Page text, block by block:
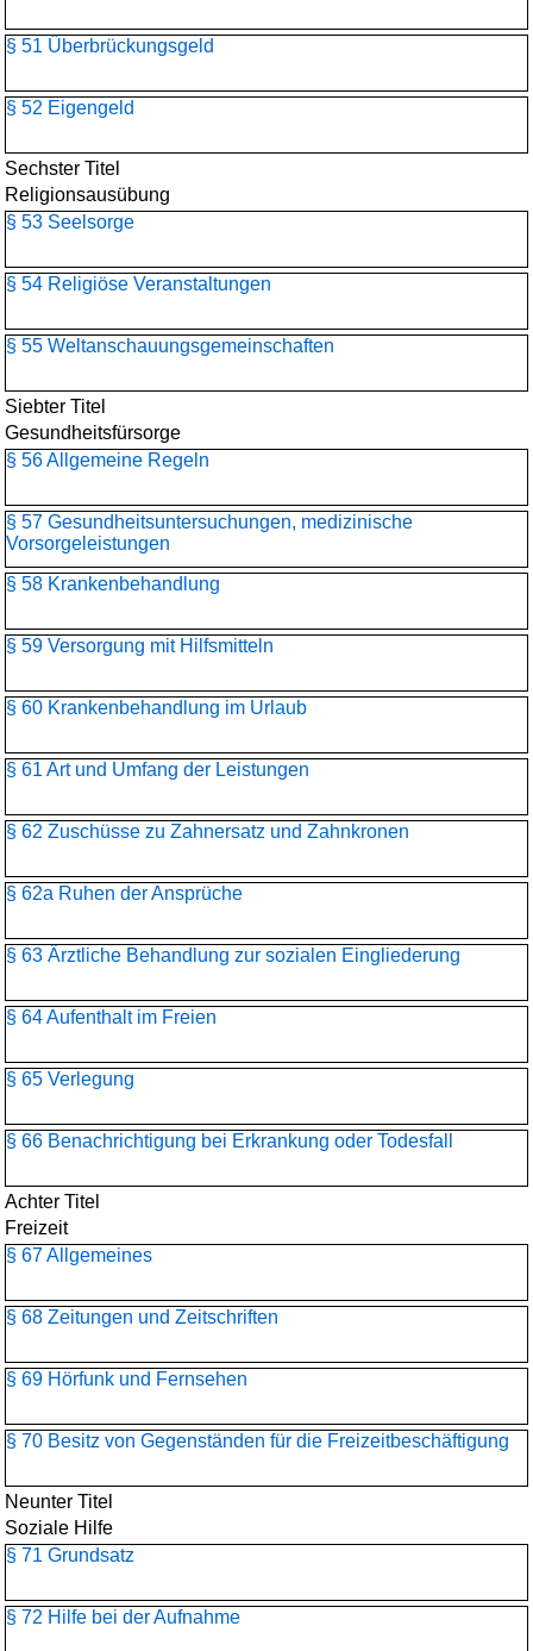
§ 51 Überbrückungsgeld
§ 52 Eigengeld
Sechster Titel
Religionsausübung
§ 53 Seelsorge
§ 54 Religiöse Veranstaltungen
§ 55 Weltanschauungs­gemeinschaften
Siebter Titel
Gesundheitsfürsorge
§ 56 Allgemeine Regeln
§ 57 Gesundheitsuntersuchungen, medizinische
Vorsorgeleistungen
§ 58 Krankenbehandlung
§ 59 Versorgung mit Hilfsmitteln
§ 60 Krankenbehandlung im Urlaub
§ 61 Art und Umfang der Leistungen
§ 62 Zuschüsse zu Zahnersatz und Zahnkronen
§ 62a Ruhen der Ansprüche
§ 63 Ärztliche Behandlung zur sozialen Eingliederung
§ 64 Aufenthalt im Freien
§ 65 Verlegung
§ 66 Benachrichtigung bei Erkrankung oder Todesfall
Achter Titel
Freizeit
§ 67 Allgemeines
§ 68 Zeitungen und Zeitschriften
§ 69 Hörfunk und Fernsehen
§ 70 Besitz von Gegenständen für die Freizeitbeschäftigung
Neunter Titel
Soziale Hilfe
§ 71 Grundsatz
§ 72 Hilfe bei der Aufnahme